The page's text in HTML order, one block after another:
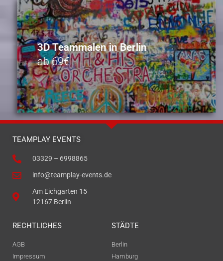
3D Teammalen in Berlin
ab 69€
TEAMPLAY EVENTS
03329 – 6998865
info@teamplay-events.de
Am Eichgarten 15
12167 Berlin
RECHTLICHES
AGB
Impressum
STÄDTE
Berlin
Hamburg